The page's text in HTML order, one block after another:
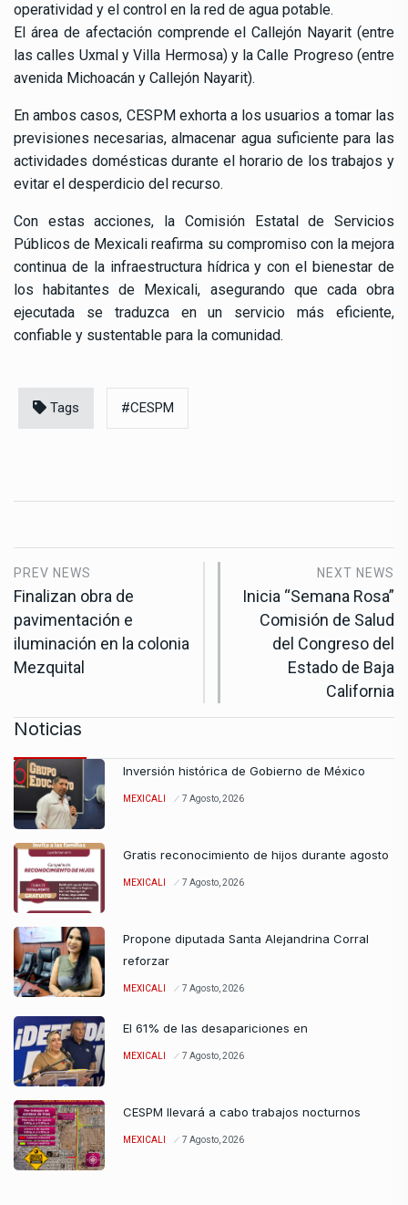
operatividad y el control en la red de agua potable.
El área de afectación comprende el Callejón Nayarit (entre
las calles Uxmal y Villa Hermosa) y la Calle Progreso (entre
avenida Michoacán y Callejón Nayarit).
En ambos casos, CESPM exhorta a los usuarios a tomar las
previsiones necesarias, almacenar agua suficiente para las
actividades domésticas durante el horario de los trabajos y
evitar el desperdicio del recurso.
Con estas acciones, la Comisión Estatal de Servicios
Públicos de Mexicali reafirma su compromiso con la mejora
continua de la infraestructura hídrica y con el bienestar de
los habitantes de Mexicali, asegurando que cada obra
ejecutada se traduzca en un servicio más eficiente,
confiable y sustentable para la comunidad.
Tags #CESPM
PREV NEWS
Finalizan obra de
pavimentación e
iluminación en la colonia
Mezquital
NEXT NEWS
Inicia “Semana Rosa”
Comisión de Salud
del Congreso del
Estado de Baja
California
Noticias
Inversión histórica de Gobierno de México
MEXICALI 7 Agosto, 2026
Gratis reconocimiento de hijos durante agosto
MEXICALI 7 Agosto, 2026
Propone diputada Santa Alejandrina Corral
reforzar
MEXICALI 7 Agosto, 2026
El 61% de las desapariciones en
MEXICALI 7 Agosto, 2026
CESPM llevará a cabo trabajos nocturnos
MEXICALI 7 Agosto, 2026